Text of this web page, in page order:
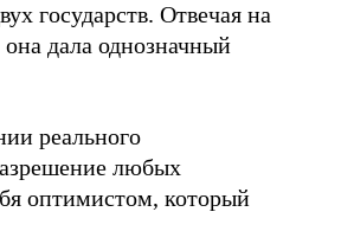
государств. Отвечая на
дала однозначный
реального
любых
оптимистом, который